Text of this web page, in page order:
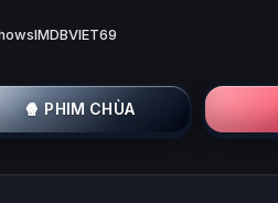
IMDBVIET69
🍿 PHIM CHÙA